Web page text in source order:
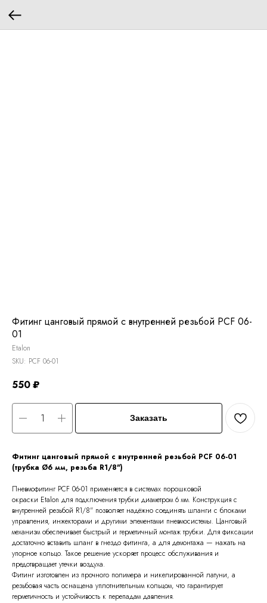
Фитинг цанговый прямой с внутренней резьбой PCF 06-
01
Etalon
SKU: PCF 06-01
550₽
Заказать
Фитинг цанговый прямой с внутренней резьбой PCF 06-01
(трубка Ø6 мм, резьба R1/8")
Пневмофитинг PCF 06-01 применяется в системах порошковой
окраски Etalon для подключения трубки диаметром 6 мм. Конструкция с
внутренней резьбой R1/8" позволяет надёжно соединять шланги с блоками
управления, инжекторами и другими элементами пневмосистемы. Цанговый
механизм обеспечивает быстрый и герметичный монтаж трубки. Для фиксации
достаточно вставить шланг в гнездо фитинга, а для демонтажа — нажать на
упорное кольцо. Такое решение ускоряет процесс обслуживания и
предотвращает утечки воздуха.
Фитинг изготовлен из прочного полимера и никелированной латуни, а
резьбовая часть оснащена уплотнительным кольцом, что гарантирует
герметичность и устойчивость к перепадам давления.